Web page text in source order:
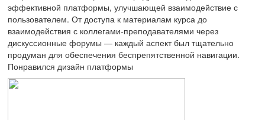
эффективной платформы, улучшающей взаимодействие с
пользователем. От доступа к материалам курса до
взаимодействия с коллегами-преподавателями через
дискуссионные форумы — каждый аспект был тщательно
продуман для обеспечения беспрепятственной навигации.
Понравился дизайн платформы